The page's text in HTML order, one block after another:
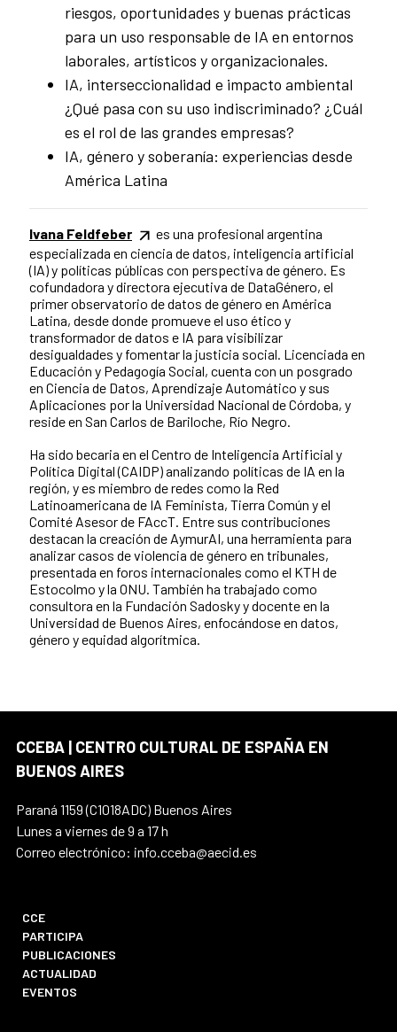
riesgos, oportunidades y buenas prácticas
para un uso responsable de IA en entornos
laborales, artísticos y organizacionales.
IA, interseccionalidad e impacto ambiental
¿Qué pasa con su uso indiscriminado? ¿Cuál
es el rol de las grandes empresas?
IA, género y soberanía: experiencias desde
América Latina
Ivana Feldfeber
es una profesional argentina
especializada en ciencia de datos, inteligencia artificial
(IA) y políticas públicas con perspectiva de género. Es
cofundadora y directora ejecutiva de DataGénero, el
primer observatorio de datos de género en América
Latina, desde donde promueve el uso ético y
transformador de datos e IA para visibilizar
desigualdades y fomentar la justicia social. Licenciada en
Educación y Pedagogía Social, cuenta con un posgrado
en Ciencia de Datos, Aprendizaje Automático y sus
Aplicaciones por la Universidad Nacional de Córdoba, y
reside en San Carlos de Bariloche, Río Negro.
Ha sido becaria en el Centro de Inteligencia Artificial y
Política Digital (CAIDP) analizando políticas de IA en la
región, y es miembro de redes como la Red
Latinoamericana de IA Feminista, Tierra Común y el
Comité Asesor de FAccT. Entre sus contribuciones
destacan la creación de AymurAI, una herramienta para
analizar casos de violencia de género en tribunales,
presentada en foros internacionales como el KTH de
Estocolmo y la ONU. También ha trabajado como
consultora en la Fundación Sadosky y docente en la
Universidad de Buenos Aires, enfocándose en datos,
género y equidad algorítmica.
CCEBA | CENTRO CULTURAL DE ESPAÑA EN
BUENOS AIRES
Paraná 1159 (C1018ADC) Buenos Aires
Lunes a viernes de 9 a 17 h
Correo electrónico: info.cceba@aecid.es
CCE
PARTICIPA
PUBLICACIONES
ACTUALIDAD
EVENTOS